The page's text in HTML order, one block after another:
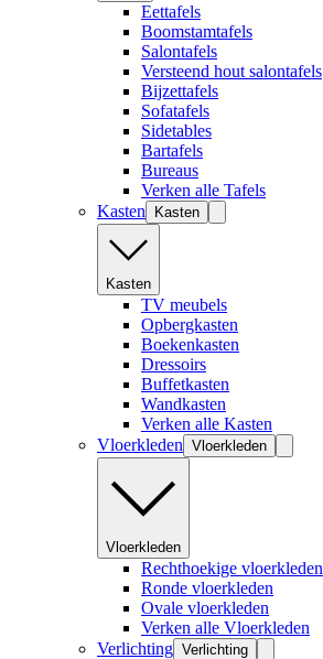
Eettafels
Boomstamtafels
Salontafels
Versteend hout salontafels
Bijzettafels
Sofatafels
Sidetables
Bartafels
Bureaus
Verken alle Tafels
Kasten
Kasten
Kasten
TV meubels
Opbergkasten
Boekenkasten
Dressoirs
Buffetkasten
Wandkasten
Verken alle Kasten
Vloerkleden Vloerkleden
Vloerkleden
Rechthoekige vloerkleden
Ronde vloerkleden
Ovale vloerkleden
Verken alle Vloerkleden
Verlichting Verlichting